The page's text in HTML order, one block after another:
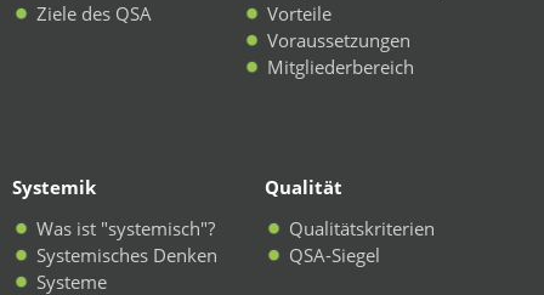
Ziele des QSA
Vorteile
Voraussetzungen
Mitgliederbereich
Systemik
Was ist "systemisch"?
Systemisches Denken
Systeme
Qualität
Qualitätskriterien
QSA-Siegel